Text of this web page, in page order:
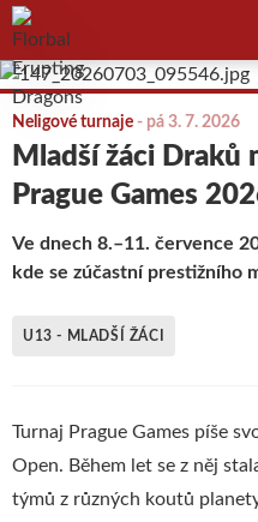
Florbal Erupting Dragons
Neligové turnaje - pá 3. 7. 2026
Mladší žáci Draků
Prague Games
Ve dnech 8.–11. července
kde se zúčastní prestižního
U13 - MLADŠÍ ŽÁCI
Turnaj Prague Games píše
Open. Během let se z něj
týmů z různých koutů